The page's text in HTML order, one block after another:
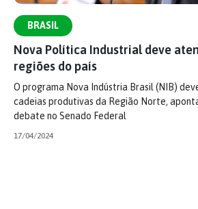
BRASIL
Nova Política Industrial deve
regiões do país
O programa Nova Indústria Brasil (NIB)
cadeias produtivas da Região Norte,
debate no Senado Federal
17/04/2024